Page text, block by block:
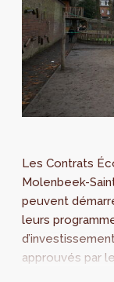
Les Contrats
Molenbeek-
peuvent
leurs
approuvés par